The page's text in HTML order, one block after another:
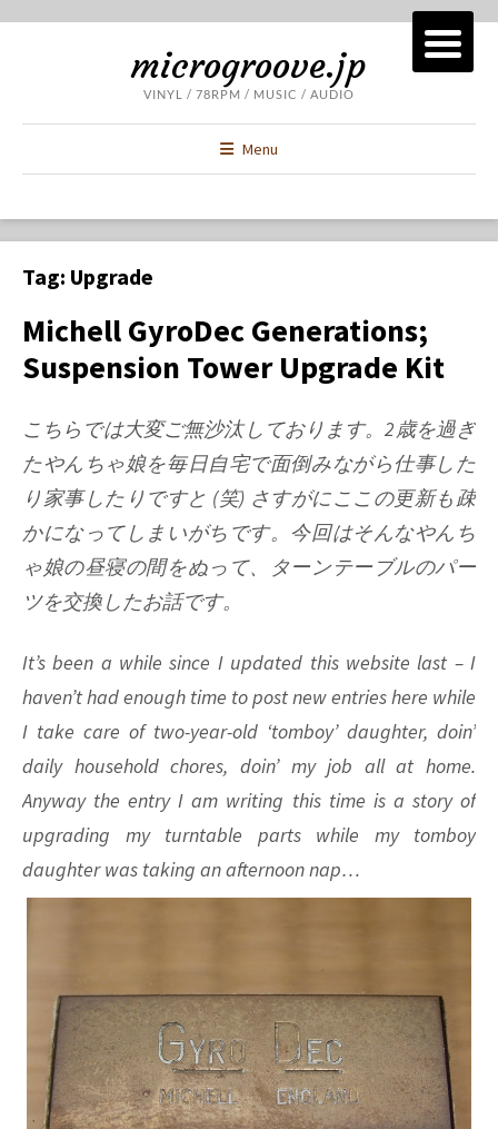
microgroove.jp
VINYL / 78RPM / MUSIC / AUDIO
Menu
Tag: Upgrade
Michell GyroDec Generations;
Suspension Tower Upgrade Kit
こちらでは大変ご無沙汰しております。2歳を過ぎ
たやんちゃ娘を毎日自宅で面倒みながら仕事した
り家事したりですと (笑) さすがにここの更新も疎
かになってしまいがちです。今回はそんなやんち
ゃ娘の昼寝の間をぬって、ターンテーブルのパー
ツを交換したお話です。
It’s been a while since I updated this website last – I
haven’t had enough time to post new entries here while
I take care of two-year-old ‘tomboy’ daughter, doin’
daily household chores, doin’ my job all at home.
Anyway the entry I am writing this time is a story of
upgrading my turntable parts while my tomboy
daughter was taking an afternoon nap…